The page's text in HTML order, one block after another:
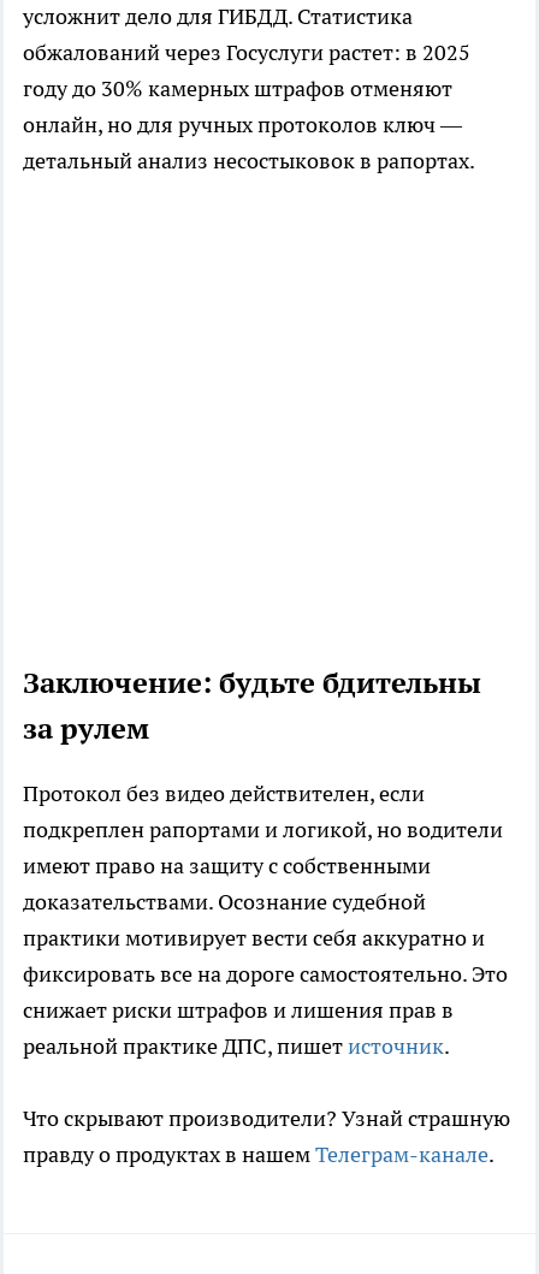
усложнит дело для ГИБДД. Статистика
обжалований через Госуслуги растет: в 2025
году до 30% камерных штрафов отменяют
онлайн, но для ручных протоколов ключ —
детальный анализ несостыковок в рапортах.​
Заключение: будьте бдительны
за рулем
Протокол без видео действителен, если
подкреплен рапортами и логикой, но водители
имеют право на защиту с собственными
доказательствами. Осознание судебной
практики мотивирует вести себя аккуратно и
фиксировать все на дороге самостоятельно. Это
снижает риски штрафов и лишения прав в
реальной практике ДПС, пишетисточник.
Что скрывают производители? Узнай страшную
правду о продуктах в нашемТелеграм-канале.